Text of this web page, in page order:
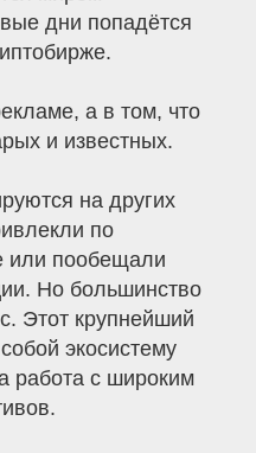
дни попадётся
а в том, что
и известных.
на других
по
или пообещали
Но большинство
Этот крупнейший
экосистему
работа с широким